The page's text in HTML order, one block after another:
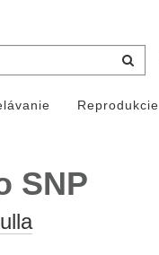
Reprodukcie
SNP